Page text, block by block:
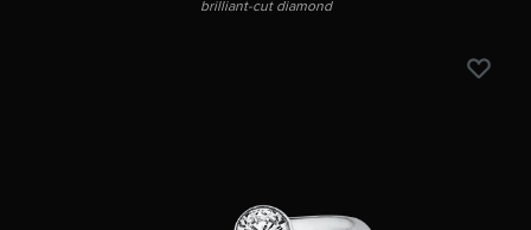
brilliant-cut diamond